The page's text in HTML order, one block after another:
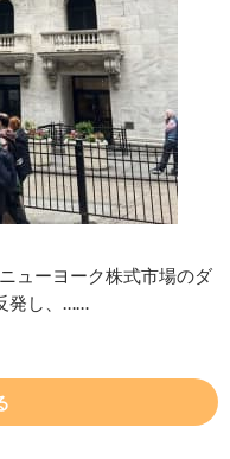
ューヨーク株式市場のダ
発し、……